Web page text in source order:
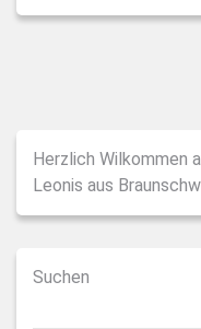
Herzlich Wilkommen
Leonis aus
Suchen